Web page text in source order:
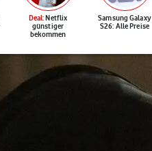
Deal: Netflix
günstiger
bekommen
Samsung Galaxy
S26: Alle Preise